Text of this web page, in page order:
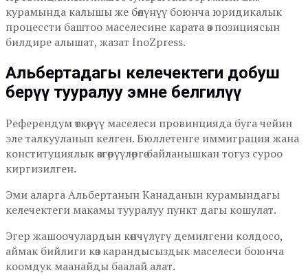
курамында калышы же бөлүнүү боюнча юридикалык
процессти баштоо маселесине карата өз позициясын
билдире алышат, жазат InoZpress.
Альбертадагы келечектеги добуш
берүү тууралуу эмне белгилүү
Референдум өткөрүү маселеси провинцияда буга чейин
эле талкууланып келген. Бюллетенге иммиграция жана
конституциялык өзгөрүүлөргө байланышкан тогуз суроо
киргизилген.
Эми аларга Альбертанын Канаданын курамындагы
келечектеги макамы тууралуу пункт дагы кошулат.
Эгер жашоочулардын көпчүлүгү демилгени колдосо,
аймак бийлиги көз карандысыздык маселеси боюнча
коомдук маанайды баалай алат.